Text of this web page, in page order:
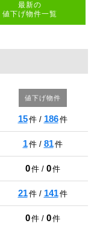
最新の
値下げ物件一覧
値下げ物件
15件 / 186件
1件 / 81件
0件 / 0件
21件 / 141件
0件 / 0件